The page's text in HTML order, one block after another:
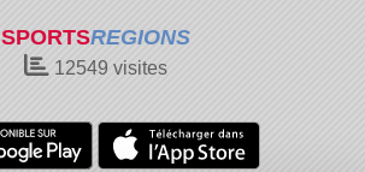
SPORTSREGIONS
12549 visites